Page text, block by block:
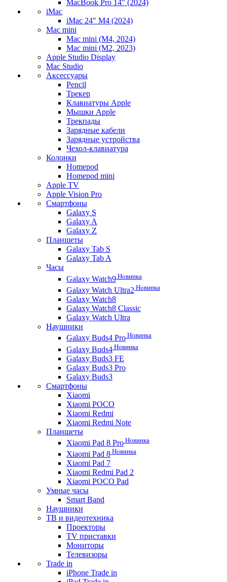
MacBook Pro 14" (2024)
iMac
iMac 24" M4 (2024)
Mac mini
Mac mini (M4, 2024)
Mac mini (M2, 2023)
Apple Studio Display
Mac Studio
Аксессуары
Pencil
Трекер
Клавиатуры Apple
Мышки Apple
Трекпады
Зарядные кабели
Зарядные устройства
Чехол-клавиатура
Колонки
Homepod
Homepod mini
Apple TV
Apple Vision Pro
Смартфоны
Galaxy S
Galaxy A
Galaxy Z
Планшеты
Galaxy Tab S
Galaxy Tab A
Часы
Galaxy Watch9 Новинка
Galaxy Watch Ultra2 Новинка
Galaxy Watch8
Galaxy Watch8 Classic
Galaxy Watch Ultra
Наушники
Galaxy Buds4 Pro Новинка
Galaxy Buds4 Новинка
Galaxy Buds3 FE
Galaxy Buds3 Pro
Galaxy Buds3
Смартфоны
Xiaomi
Xiaomi POCO
Xiaomi Redmi
Xiaomi Redmi Note
Планшеты
Xiaomi Pad 8 Pro Новинка
Xiaomi Pad 8 Новинка
Xiaomi Pad 7
Xiaomi Redmi Pad 2
Xiaomi POCO Pad
Умные часы
Smart Band
Наушники
ТВ и видеотехника
Проекторы
TV приставки
Мониторы
Телевизоры
Trade in
iPhone Trade in